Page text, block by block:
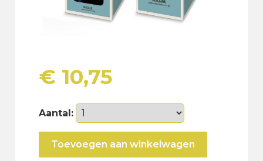
€ 10,75
Aantal:
Toevoegen aan winkelwagen